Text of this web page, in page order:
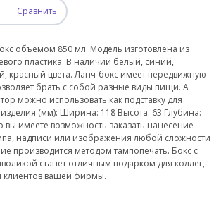
Сравнить
объемом 850 мл. Модель изготовлена из
пластика. В наличии белый, синий,
красный цвета. Ланч-бокс имеет передвижную
брать с собой разные виды пищи. А
можно использовать как подставку для
(мм): Ширина: 118 Высота: 63 Глубина:
вы имеете возможность заказать нанесение
надписи или изображения любой сложности
производится методом тампопечать. Бокс с
станет отличным подарком для коллег,
клиентов вашей фирмы.